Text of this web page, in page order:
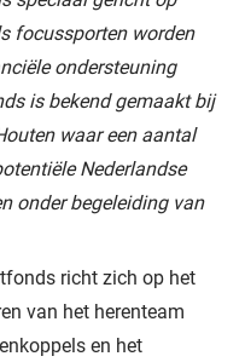
focussporten worden
ondersteuning
is bekend gemaakt bij
waar een aantal
Nederlandse
onder begeleiding van
richt zich op het
van het herenteam
en het